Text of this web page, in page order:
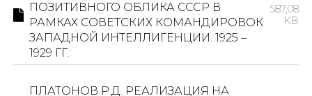
ПОЗИТИВНОГО ОБЛИКА СССР В
РАМКАХ СОВЕТСКИХ КОМАНДИРОВОК
ЗАПАДНОЙ ИНТЕЛЛИГЕНЦИИ. 1925 –
1929 ГГ.
587,08
KB
ПЛАТОНОВ Р.Д. РЕАЛИЗАЦИЯ НА